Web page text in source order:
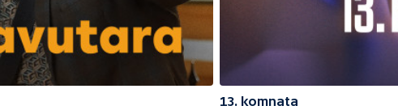
13. komnata